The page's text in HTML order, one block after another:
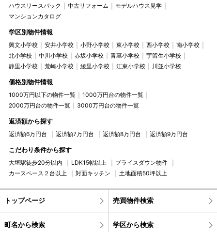
ハウスリースバック 中古リフォーム
モデルハウス見学
マンションカタログ
学区別物件情報
興文小学校 安井小学校 小野小学校 東小学校 西小学校
南小学校
北小学校
中川小学校 赤坂小学校 青墓小学校
宇留生小学校
静里小学校
荒崎小学校 綾里小学校 江東小学校 川並小学校
価格別物件情報
1000万円以下の物件一覧
1000万円台の物件一覧
2000万円台の物件一覧
3000万円台の物件一覧
返済額から探す
返済額6万円台 返済額7万円台 返済額8万円台 返済額9万円台
こだわり条件から探す
大垣駅徒歩20分以内 LDK15帖以上
プライスダウン物件
カースペース２台以上
対面キッチン 土地面積50坪以上
トップページ 売買物件検索
町名から検索 学区から検索